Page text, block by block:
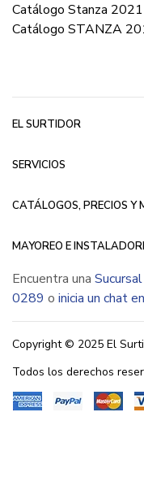
Catálogo Stanza
Catálogo STANZA
EL SURTIDOR
SERVICIOS
CATÁLOGOS, PRECIOS Y
MAYOREO E
Encuentra una Sucursal
0289 o inicia un chat
Copyright © 2025 El
Todos los derechos